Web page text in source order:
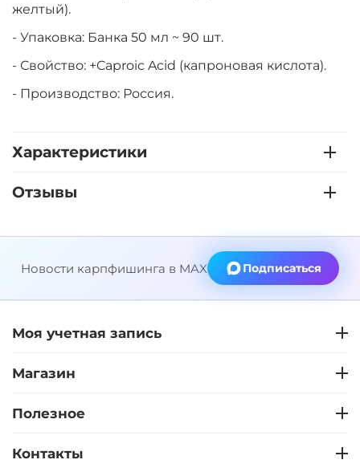
желтый).
- Упаковка: Банка 50 мл ~ 90 шт.
- Свойство: +Caproic Acid (капроновая кислота).
- Производство: Россия.
Характеристики
Отзывы
Новости карпфишинга в MAX Подписаться
Моя учетная запись
Магазин
Полезное
Контакты